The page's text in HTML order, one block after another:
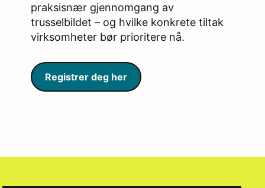
praksisnær gjennomgang av
trusselbildet – og hvilke konkrete tiltak
virksomheter bør prioritere nå.
Registrer deg her